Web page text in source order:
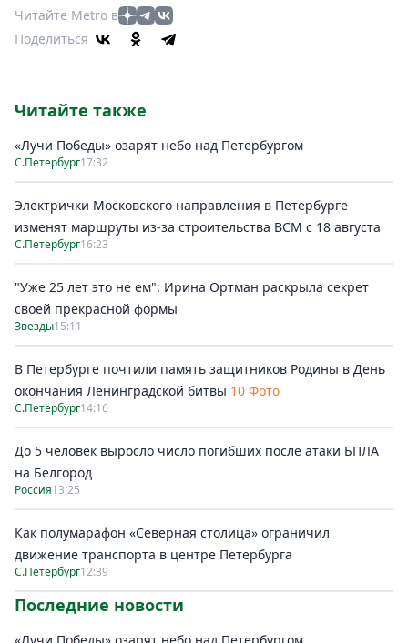
Читайте Metro в
Поделиться
Читайте также
«Лучи Победы» озарят небо над Петербургом
С.Петербург17:32
Электрички Московского направления в Петербурге
изменят маршруты из-за строительства ВСМ с 18 августа
С.Петербург16:23
"Уже 25 лет это не ем": Ирина Ортман раскрыла секрет
своей прекрасной формы
Звезды15:11
В Петербурге почтили память защитников Родины в День
окончания Ленинградской битвы 10 Фото
С.Петербург14:16
До 5 человек выросло число погибших после атаки БПЛА
на Белгород
Россия13:25
Как полумарафон «Северная столица» ограничил
движение транспорта в центре Петербурга
С.Петербург12:39
Последние новости